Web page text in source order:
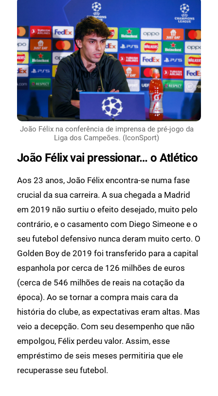
João Félix na conferência de imprensa de pré-jogo da
Liga dos Campeões. (IconSport)
João Félix vai pressionar… o Atlético
Aos 23 anos, João Félix encontra-se numa fase
crucial da sua carreira. A sua chegada a Madrid
em 2019 não surtiu o efeito desejado, muito pelo
contrário, e o casamento com Diego Simeone e o
seu futebol defensivo nunca deram muito certo. O
Golden Boy de 2019 foi transferido para a capital
espanhola por cerca de 126 milhões de euros
(cerca de 546 milhões de reais na cotação da
época). Ao se tornar a compra mais cara da
história do clube, as expectativas eram altas. Mas
veio a decepção. Com seu desempenho que não
empolgou, Félix perdeu valor. Assim, esse
empréstimo de seis meses permitiria que ele
recuperasse seu futebol.